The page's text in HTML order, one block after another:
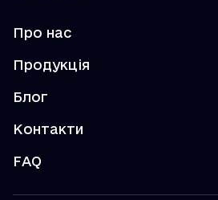
Про нас
Продукція
Блог
Контакти
FAQ